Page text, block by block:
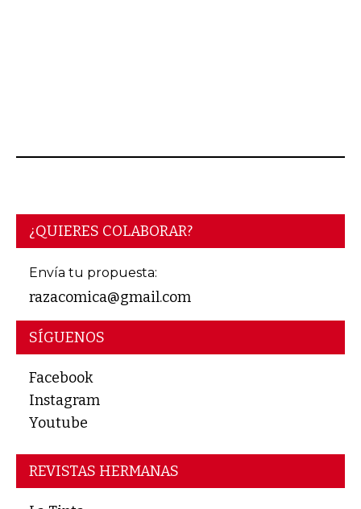
¿QUIERES COLABORAR?
Envía tu propuesta:
razacomica@gmail.com
SÍGUENOS
Facebook
Instagram
Youtube
REVISTAS HERMANAS